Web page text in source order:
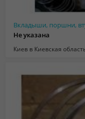
Не указана
Киев в Киевская